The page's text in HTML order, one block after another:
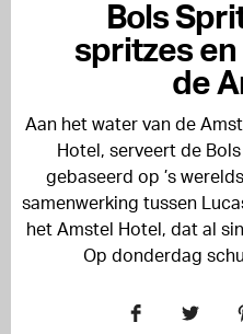
Bols
spritzes
de
Aan het water van de
Hotel, serveert de
gebaseerd op ’s
samenwerking tussen
het Amstel Hotel, dat al
Op donderdag